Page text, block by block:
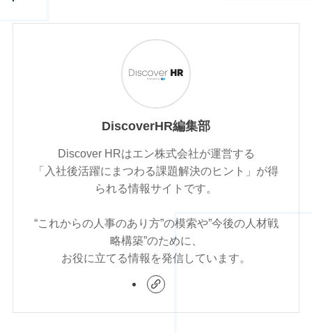
DiscoverHR編集部
Discover HRはエン株式会社が運営する
「入社後活躍にまつわる課題解決のヒント」が得
られる情報サイトです。
“これからの人事のあり方”の模索や”今後の人材戦
略構築”のために、
お役に立てる情報を発信しています。